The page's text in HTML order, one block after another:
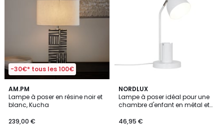
-30€* tous les 100€
AM.PM
Lampe à poser en résine noir et
blanc, Kucha
239,00 €
5
/
5
NORDLUX
Lampe à poser idéal pour une
chambre d'enfant en métal et
46,95 €
3
Couleurs